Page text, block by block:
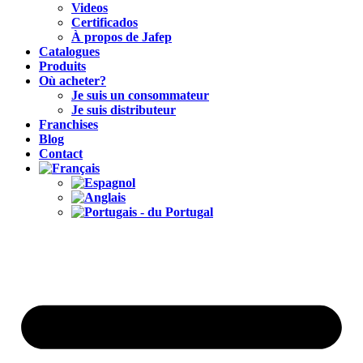
Videos
Certificados
À propos de Jafep
Catalogues
Produits
Où acheter?
Je suis un consommateur
Je suis distributeur
Franchises
Blog
Contact